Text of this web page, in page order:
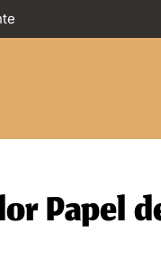
Papel